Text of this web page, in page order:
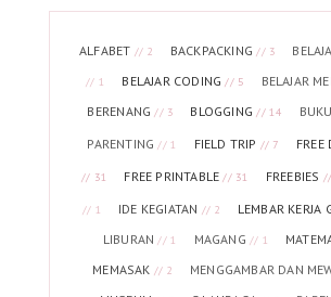
ALFABET // 2 BACKPACKING// 3
// 1 BELAJAR CODING// 5 BELAJAR
BERENANG// 3 BLOGGING// 14 BUKU
PARENTING// 1 FIELD TRIP // 7 FREE
// 31 FREE PRINTABLE// 31 FREEBIES
// 1 IDE KEGIATAN // 2 LEMBAR KERJA
LIBURAN// 1 MAGANG // 1
MEMASAK // 2 MENGGAMBAR DAN